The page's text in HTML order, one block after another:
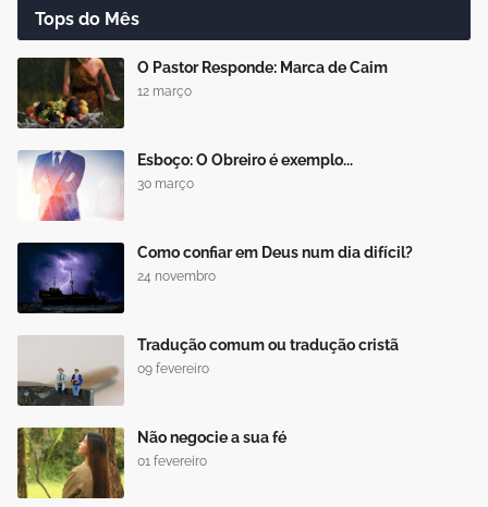
Tops do Mês
O Pastor Responde: Marca de Caim
12 março
Esboço: O Obreiro é exemplo...
30 março
Como confiar em Deus num dia difícil?
24 novembro
Tradução comum ou tradução cristã
09 fevereiro
Não negocie a sua fé
01 fevereiro